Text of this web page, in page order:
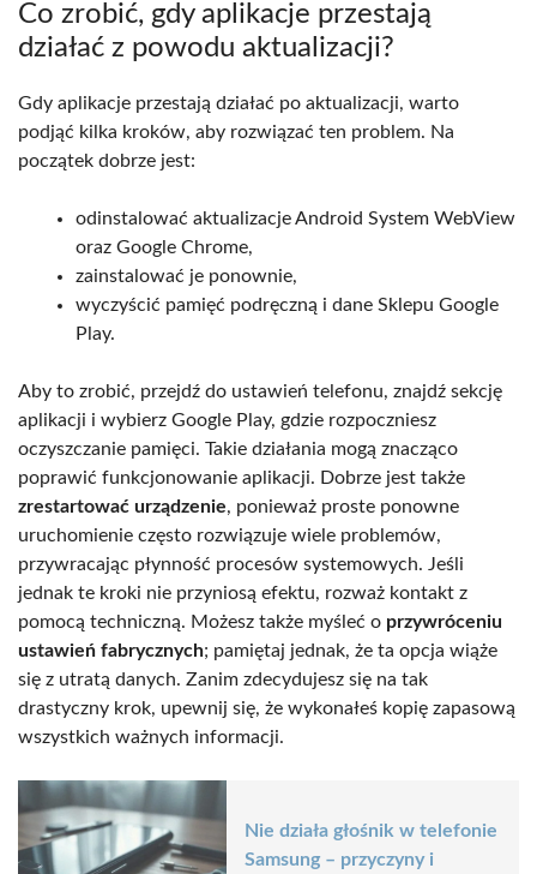
Co zrobić, gdy aplikacje przestają
działać z powodu aktualizacji?
Gdy aplikacje przestają działać po aktualizacji, warto
podjąć kilka kroków, aby rozwiązać ten problem. Na
początek dobrze jest:
odinstalować aktualizacje Android System WebView
oraz Google Chrome,
zainstalować je ponownie,
wyczyścić pamięć podręczną i dane Sklepu Google
Play.
Aby to zrobić, przejdź do ustawień telefonu, znajdź sekcję
aplikacji i wybierz Google Play, gdzie rozpoczniesz
oczyszczanie pamięci. Takie działania mogą znacząco
poprawić funkcjonowanie aplikacji. Dobrze jest także
zrestartować urządzenie, ponieważ proste ponowne
uruchomienie często rozwiązuje wiele problemów,
przywracając płynność procesów systemowych. Jeśli
jednak te kroki nie przyniosą efektu, rozważ kontakt z
pomocą techniczną. Możesz także myśleć o przywróceniu
ustawień fabrycznych; pamiętaj jednak, że ta opcja wiąże
się z utratą danych. Zanim zdecydujesz się na tak
drastyczny krok, upewnij się, że wykonałeś kopię zapasową
wszystkich ważnych informacji.
Nie działa głośnik w telefonie
Samsung – przyczyny i